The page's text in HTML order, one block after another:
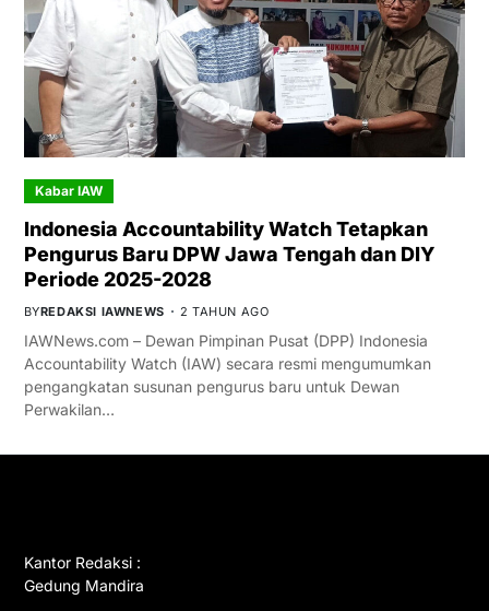
Kabar IAW
Indonesia Accountability Watch Tetapkan
Pengurus Baru DPW Jawa Tengah dan DIY
Periode 2025-2028
BYREDAKSI IAWNEWS 2 TAHUN AGO
IAWNews.com – Dewan Pimpinan Pusat (DPP) Indonesia
Accountability Watch (IAW) secara resmi mengumumkan
pengangkatan susunan pengurus baru untuk Dewan
Perwakilan…
Kantor Redaksi :
Gedung Mandira